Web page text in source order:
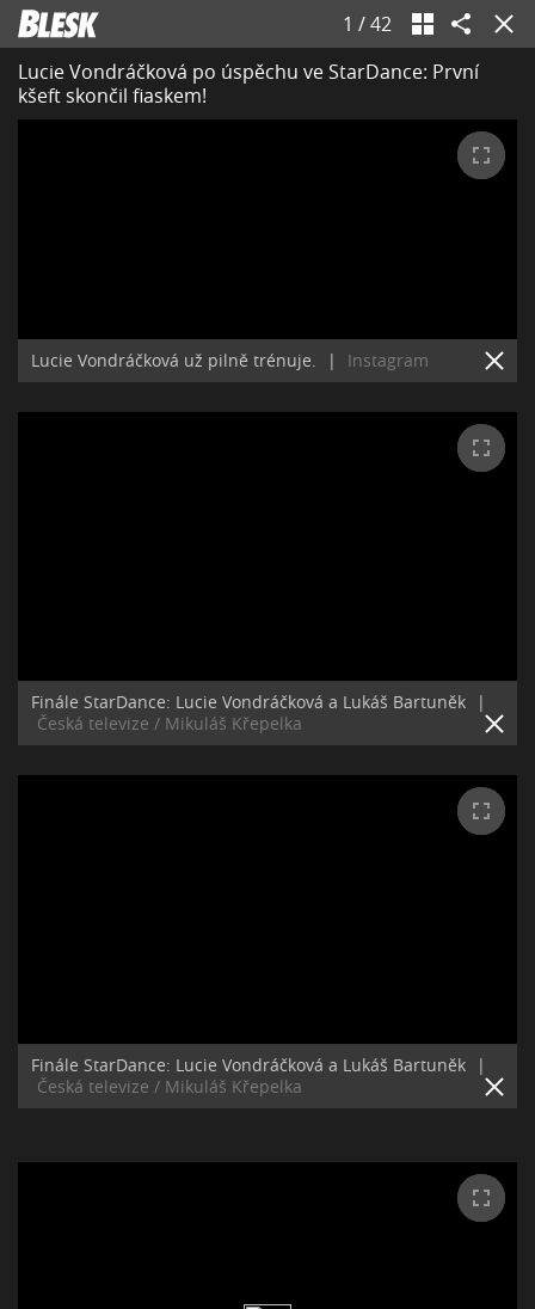
1 /42
Lucie Vondráčková po úspěchu ve StarDance: První
kšeft skončil fiaskem!
Lucie Vondráčková už pilně trénuje. | Instagram
Finále StarDance: Lucie Vondráčková a Lukáš Bartuněk
|
Česká televize / Mikuláš Křepelka
Finále StarDance: Lucie Vondráčková a Lukáš Bartuněk
|
Česká televize / Mikuláš Křepelka